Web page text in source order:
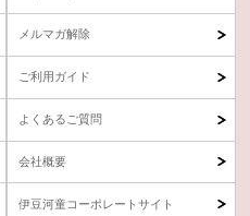
メルマガ解除
ご利用ガイド
よくあるご質問
会社概要
伊豆河童コーポレートサイト